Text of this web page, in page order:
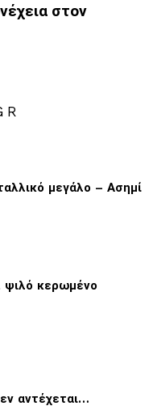
στον
μεγάλο – Ασημί
ψιλό κερωμένο
αντέχεται…